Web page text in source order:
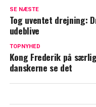
Kong Carl
SE NÆSTE
Tog uventet drejning:
udeblive
TOPNYHED
Kong Frederik på
danskerne se det